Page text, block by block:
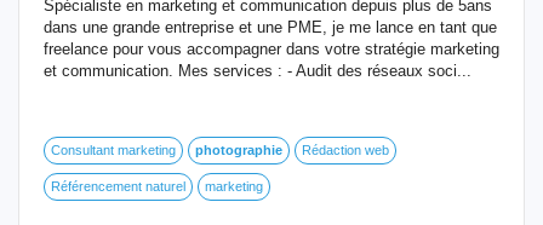
Spécialiste en marketing et communication depuis plus de 5ans
dans une grande entreprise et une PME, je me lance en tant que
freelance pour vous accompagner dans votre stratégie marketing
et communication. Mes services : - Audit des réseaux soci...
Consultant marketing photographie Rédaction web
Référencement naturel marketing